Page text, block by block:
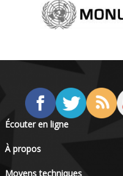
Écouter en ligne
À propos
Moyens techniques